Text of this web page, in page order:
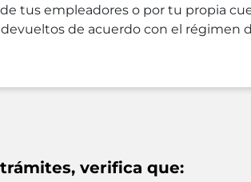
tus empleadores o por tu propia
de acuerdo con el régimen
verifica que: